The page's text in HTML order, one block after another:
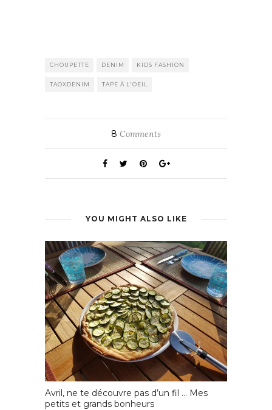
CHOUPETTE DENIM KIDS FASHION
TAOXDENIM TAPE À L'OEIL
8 Comments
YOU MIGHT ALSO LIKE
Avril, ne te découvre pas d’un fil … Mes
petits et grands bonheurs